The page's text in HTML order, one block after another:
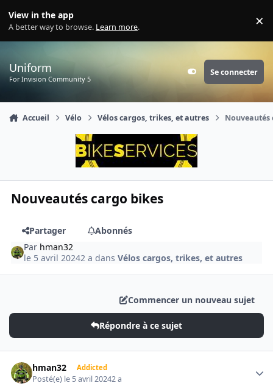
View in the app
A better way to browse. Learn more. ×
Uniform
For Invision Community 5 Customizer
Se connecter
Accueil Vélo Vélos cargos, trikes, et autres
Nouveautés cargo bikes
Partager
Abonnés
Par hman32
le 5 avril 20242 a dansVélos cargos, trikes, et autres
Commencer un nouveau sujet
Répondre à ce sujet
hman32 Addicted
Posté(e) le 5 avril 20242 a